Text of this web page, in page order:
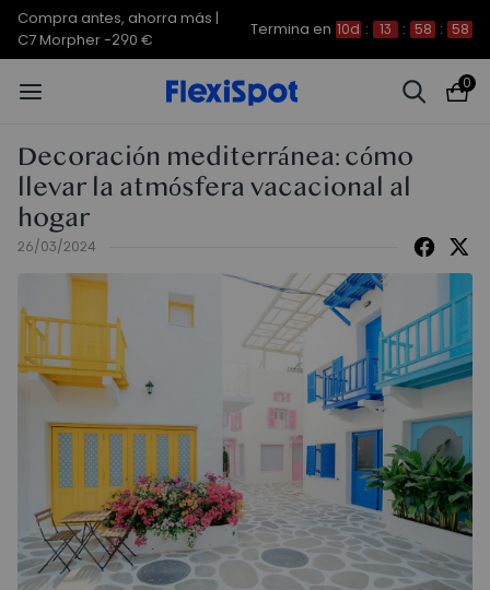
Compra antes, ahorra más |
C7 Morpher -290 €
Termina en 10d : 13 : 58 : 58
0
Decoración mediterránea: cómo
llevar la atmósfera vacacional al
hogar
26/03/2024